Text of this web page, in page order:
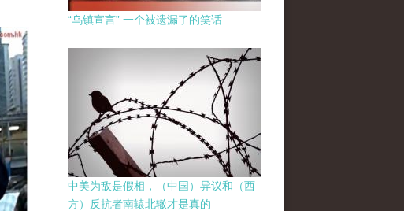
“乌镇宣言” 一个被遗漏了的笑话
中美为敌是假相，（中国）异议和（西
方）反抗者南辕北辙才是真的